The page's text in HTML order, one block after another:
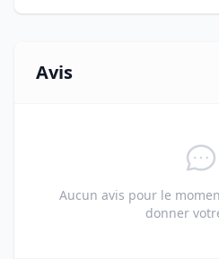
Avis
Aucun avis pour le
donner